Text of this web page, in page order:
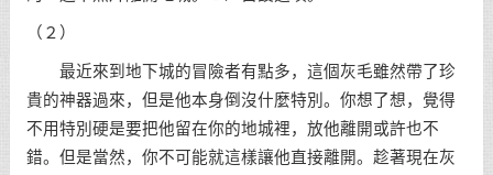
（２）
最近來到地下城的冒險者有點多，這個灰毛雖然帶了珍
貴的神器過來，但是他本身倒沒什麼特別。你想了想，覺得
不用特別硬是要把他留在你的地城裡，放他離開或許也不
錯。但是當然，你不可能就這樣讓他直接離開。趁著現在灰